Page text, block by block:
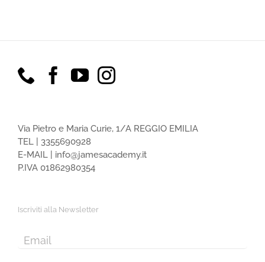
Via Pietro e Maria Curie, 1/A REGGIO EMILIA
TEL | 3355690928
E-MAIL | info@jamesacademy.it
P.IVA 01862980354
Iscriviti alla Newsletter